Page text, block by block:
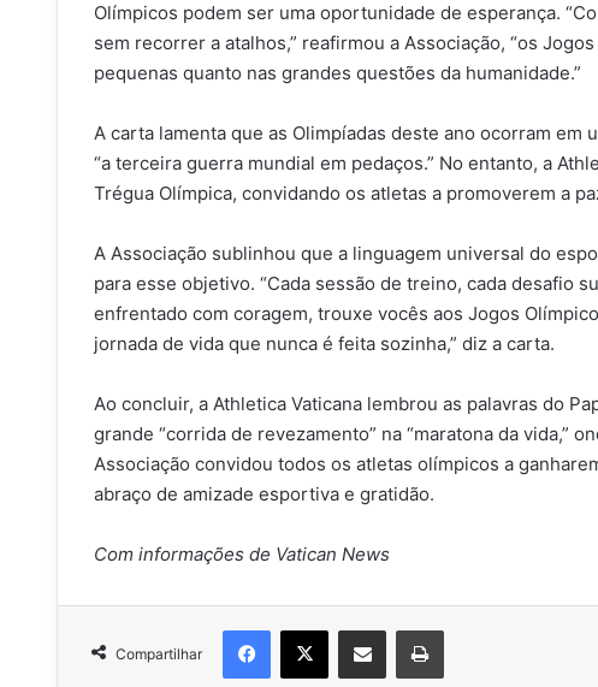
Olímpicos podem ser uma oportunidade de esperança.
sem recorrer a atalhos,” reafirmou a Associação, “os
pequenas quanto nas grandes questões da humanidade.”
A carta lamenta que as Olimpíadas deste ano ocorram
“a terceira guerra mundial em pedaços.” No entanto, a
Trégua Olímpica, convidando os atletas a promoverem a
A Associação sublinhou que a linguagem universal do
para esse objetivo. “Cada sessão de treino, cada desafio
enfrentado com coragem, trouxe vocês aos Jogos
jornada de vida que nunca é feita sozinha,” diz a carta.
Ao concluir, a Athletica Vaticana lembrou as palavras do
grande “corrida de revezamento” na “maratona da vida,”
Associação convidou todos os atletas olímpicos a
abraço de amizade esportiva e gratidão.
Com informações de Vatican News
Compartilhar